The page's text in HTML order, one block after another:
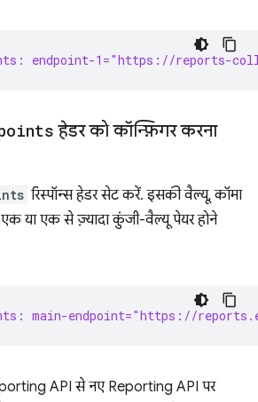
endpoint-1="https://reports-
हेडर को कॉन्फ़िगर करना
रिस्पॉन्स हेडर सेट करें. इसकी वैल्यू, कॉमा
या एक से ज़्यादा कुंजी-वैल्यू पेयर होने
main-endpoint="https://
API से नए Reporting API पर